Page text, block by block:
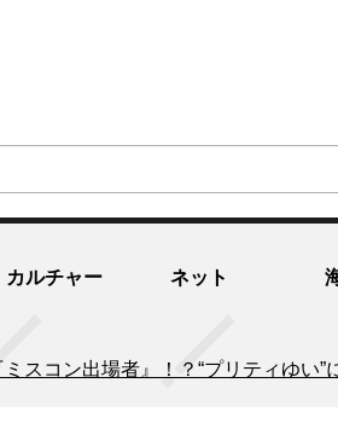
カルチャー ネット
スコン出場者』！？“プリティゆい”